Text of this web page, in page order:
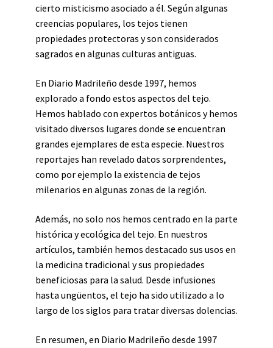
cierto misticismo asociado a él. Según algunas
creencias populares, los tejos tienen
propiedades protectoras y son considerados
sagrados en algunas culturas antiguas.
En Diario Madrileño desde 1997, hemos
explorado a fondo estos aspectos del tejo.
Hemos hablado con expertos botánicos y hemos
visitado diversos lugares donde se encuentran
grandes ejemplares de esta especie. Nuestros
reportajes han revelado datos sorprendentes,
como por ejemplo la existencia de tejos
milenarios en algunas zonas de la región.
Además, no solo nos hemos centrado en la parte
histórica y ecológica del tejo. En nuestros
artículos, también hemos destacado sus usos en
la medicina tradicional y sus propiedades
beneficiosas para la salud. Desde infusiones
hasta ungüentos, el tejo ha sido utilizado a lo
largo de los siglos para tratar diversas dolencias.
En resumen, en Diario Madrileño desde 1997